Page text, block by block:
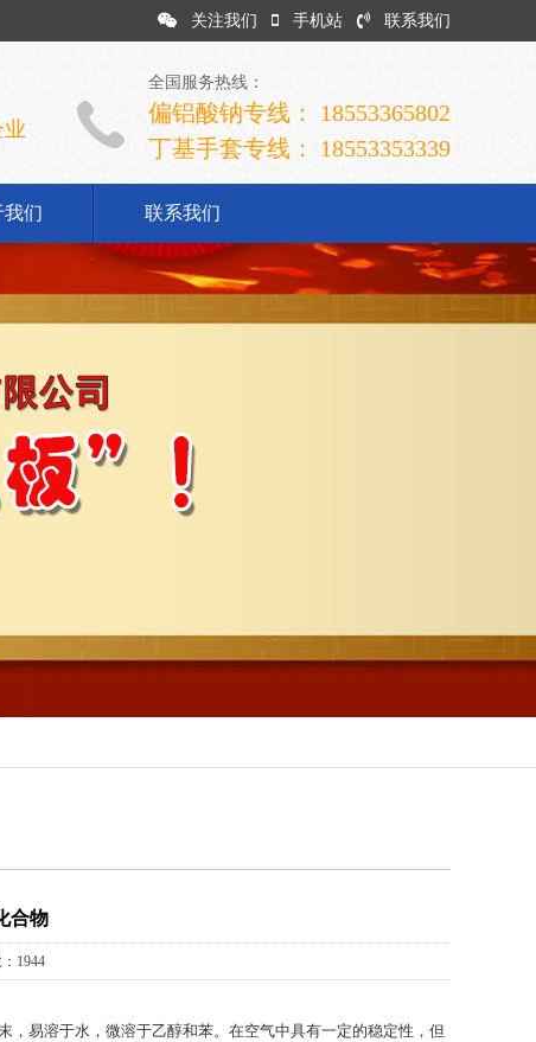
关注我们 手机站 联系我们
业
全国服务热线：
偏铝酸钠专线： 18553365802
丁基手套专线： 18553353339
我们
简介
历程
资质
联系我们
合物
1944
，易溶于水，微溶于乙醇和苯。在空气中具有一定的稳定性，但